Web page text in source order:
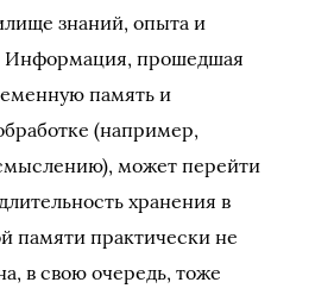
знаний, опыта и
Информация, прошедшая
память и
(например,
может перейти
хранения в
памяти практически не
в свою очередь, тоже